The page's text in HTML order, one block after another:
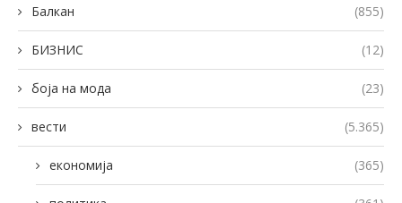
Балкан (855)
БИЗНИС (12)
боја на мода (23)
вести (5.365)
економија (365)